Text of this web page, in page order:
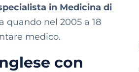
in Medicina di
quando nel 2005 a 18
medico.
con